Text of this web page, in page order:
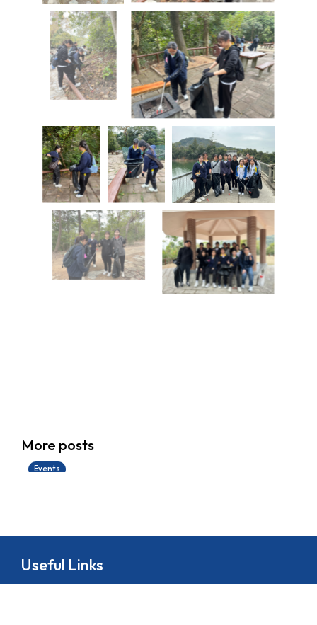
More posts
Events
28/06/2026
Useful Links